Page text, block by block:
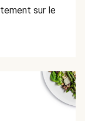
sur le